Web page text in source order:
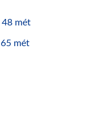
48 mét
65 mét